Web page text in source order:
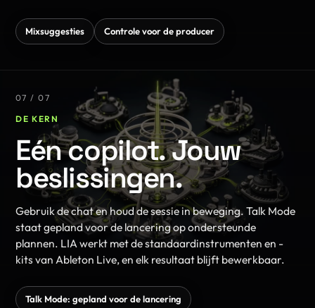
Mixsuggesties Controle voor de producer
07 / 07
DE KERN
Eén copilot. Jouw
beslissingen.
Gebruik de chat en houd de sessie in beweging. Talk Mode
staat gepland voor de lancering op ondersteunde
plannen. LIA werkt met de standaardinstrumenten en -
kits van Ableton Live, en elk resultaat blijft bewerkbaar.
Talk Mode: gepland voor de lancering